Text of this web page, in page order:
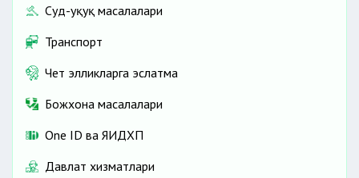
Суд-ҳуқуқ масалалари
Транспорт
Чет элликларга эслатма
Божхона масалалари
One ID ва ЯИДХП
Давлат хизматлари